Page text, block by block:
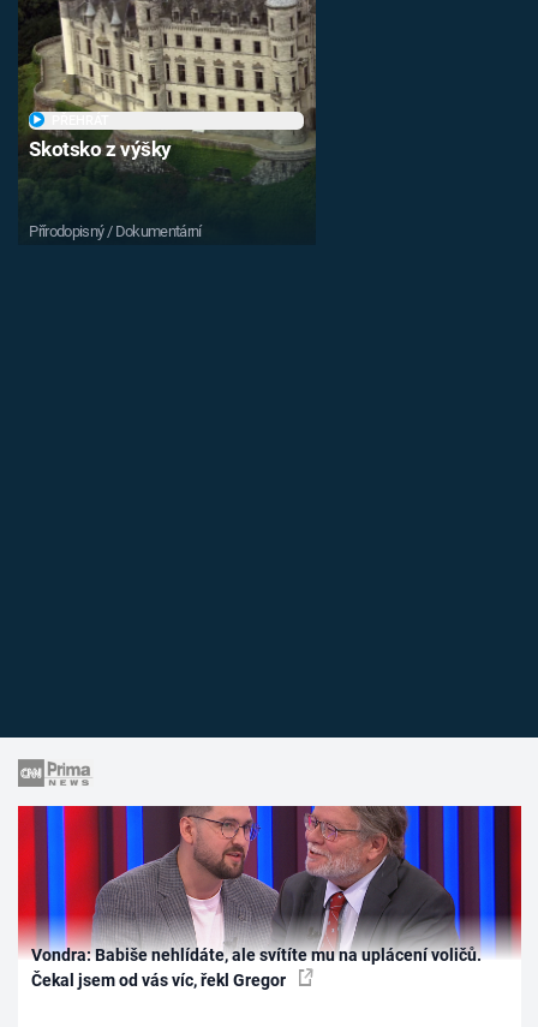
Skotsko z výšky
Přírodopisný / Dokumentární
Vondra: Babiše nehlídáte, ale svítíte mu na uplácení voličů.
Čekal jsem od vás víc, řekl Gregor